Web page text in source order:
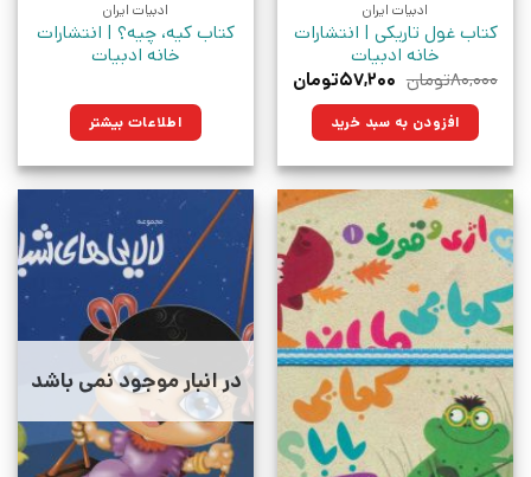
ادبیات ایران
کتاب غول تاریکی | انتشارات
خانه ادبیات
۸۰,۰۰۰تومان قیمت
۸۰,۰۰۰تومان
بود.
۵۷,۲۰۰تومانقیمت
فعلی:
افزودن به سبد خرید
ادبیات ایران
کتاب کیه، چیه؟ | انتشارات
خانه ادبیات
اطلاعات بیشتر
در انبار موجود نمی باشد